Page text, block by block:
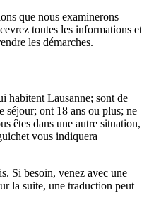
que nous examinerons
toutes les informations et
les démarches.
habitent Lausanne; sont de
séjour; ont 18 ans ou plus; ne
êtes dans une autre situation,
vous indiquera
Si besoin, venez avec une
la suite, une traduction peut